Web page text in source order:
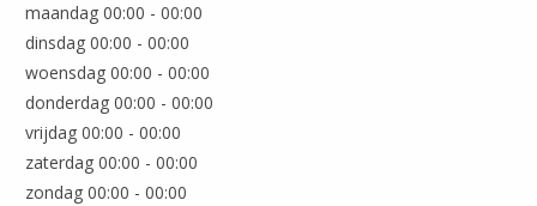
maandag 00:00 - 00:00
dinsdag 00:00 - 00:00
woensdag 00:00 - 00:00
donderdag 00:00 - 00:00
vrijdag 00:00 - 00:00
zaterdag 00:00 - 00:00
zondag 00:00 - 00:00